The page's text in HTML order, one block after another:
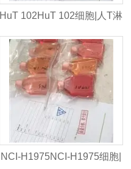
HuT 102HuT 102细胞|人T淋
巴瘤细胞|STR入库
NCI-H1975NCI-H1975细胞|